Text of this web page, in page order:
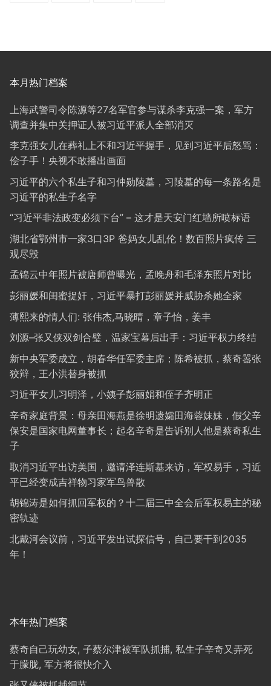
本月热门档案
上海武警司令陈源等27名军官参与谋杀李克强一案，军方
调查并集中关押证人被习近平派人全部消灭
李克强女儿在葬礼上不和习近平握手，见到习近平后怒骂：
侩子手！央视不敢播出画面
习近平的六个私生子和习仲勋陵墓，习陵墓的每一条路名是
习近平的私生子名字
“习近平非法政变必须下台” – 这才是天安门红墙所喷标语
湖北省鄂州市一家3口3P 爸妈女儿乱伦！数百照片疯传 三
观尽毁
孟锦云中年照片被唐师曾曝光，孟晚舟和毛泽东照片对比
彭丽媛和闺蜜捉奸，习近平暴打彭丽媛并威胁杀她全家
薄熙来的情人们: 张伟杰,马晓晴，章子怡，姜丰
刘源–张又侠双剑合璧，温家宝幕后出手：习近平权力终结
新中央军委成立，胡春华任军委主席；陈希被抓，蔡奇嚣张
狡辩，王小洪替身被抓
习近平女儿习明泽，小姨子彭丽娟和侄子齐明正
辛奇家庭背景：母亲田海燕是徐明遗孀田海蓉妹妹，假父辛
保安是国家电网董事长；起名辛奇是告诉别人他是蔡奇私生
子
取消习近平出访美国，邀请泽连斯基来访，军权易手，习近
平已经变成吉祥物习家军鸟兽散
胡锦涛是如何抓回军权的？十二届三中全会后军权易主的秘
密轨迹
北戴河会议前，习近平发出试探信号，自己要干到2035
年！
本年热门档案
蔡奇自己玩幼女, 子蔡尔津被军队抓捕, 私生子辛奇又弄死
于朦胧, 军方将很快介入